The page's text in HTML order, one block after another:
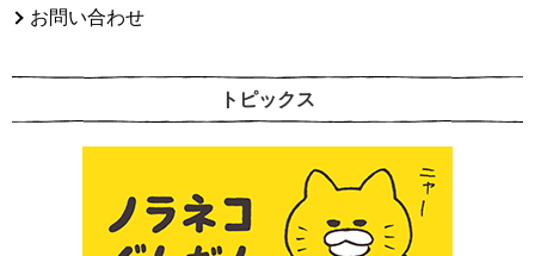
お問い合わせ
トピックス